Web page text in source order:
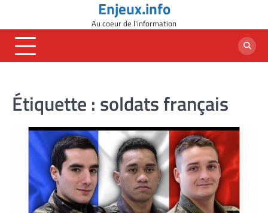
content
Enjeux.info
Au coeur de l'information
Étiquette : soldats français